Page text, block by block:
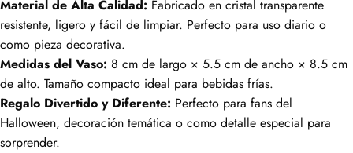
Material de Alta Calidad: Fabricado en cristal transparente
resistente, ligero y fácil de limpiar. Perfecto para uso diario o
como pieza decorativa.
Medidas del Vaso: 8 cm de largo × 5.5 cm de ancho × 8.5 cm
de alto. Tamaño compacto ideal para bebidas frías.
Regalo Divertido y Diferente: Perfecto para fans del
Halloween, decoración temática o como detalle especial para
sorprender.